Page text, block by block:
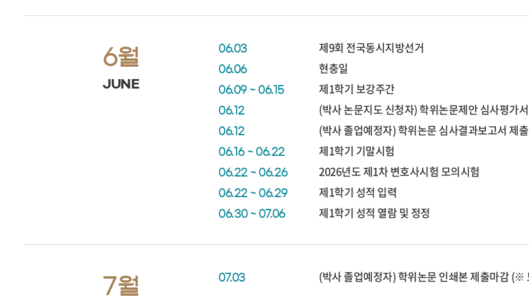
6월
JUNE
06.03 제9회 전국동시지방선거
06.06 현충일
06.09 ~ 06.15 제1학기 보강주간
06.12 (박사 논문지도 신청자) 학위논문제안 심사평가
06.12 (박사 졸업예정자) 학위논문 심사결과보고서 제출
06.16 ~ 06.22 제1학기 기말시험
06.22 ~ 06.26 2026년도 제1차 변호사시험 모의시험
06.22 ~ 06.29 제1학기 성적 입력
06.30 ~ 07.06 제1학기 성적 열람 및 정정
7월 07.03 (박사 졸업예정자) 학위논문 인쇄본 제출마감 (※